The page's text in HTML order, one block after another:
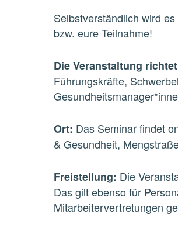
Selbstverständlich wird es
bzw. eure Teilnahme!
Die Veranstaltung
Führungskräfte,
Ort: Das Seminar findet
& Gesundheit,
Freistellung: Die
Das gilt ebenso für
Mitarbeitervertretungen